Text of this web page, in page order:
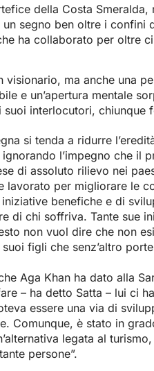
della Costa Smeralda,
segno ben oltre i confini
ha collaborato per oltre
visionario, ma anche una
e un’apertura mentale
interlocutori, chiunque
si tenda a ridurre
l’impegno che il
di assoluto rilievo nei
lavorato per migliorare le
benefiche e di
di chi soffriva. Tante sue
non vuol dire che non
figli che senz’altro
Aga Khan ha dato alla
– ha detto Satta – lui ci
essere una via di
Comunque, è stato in
legata al
persone”.